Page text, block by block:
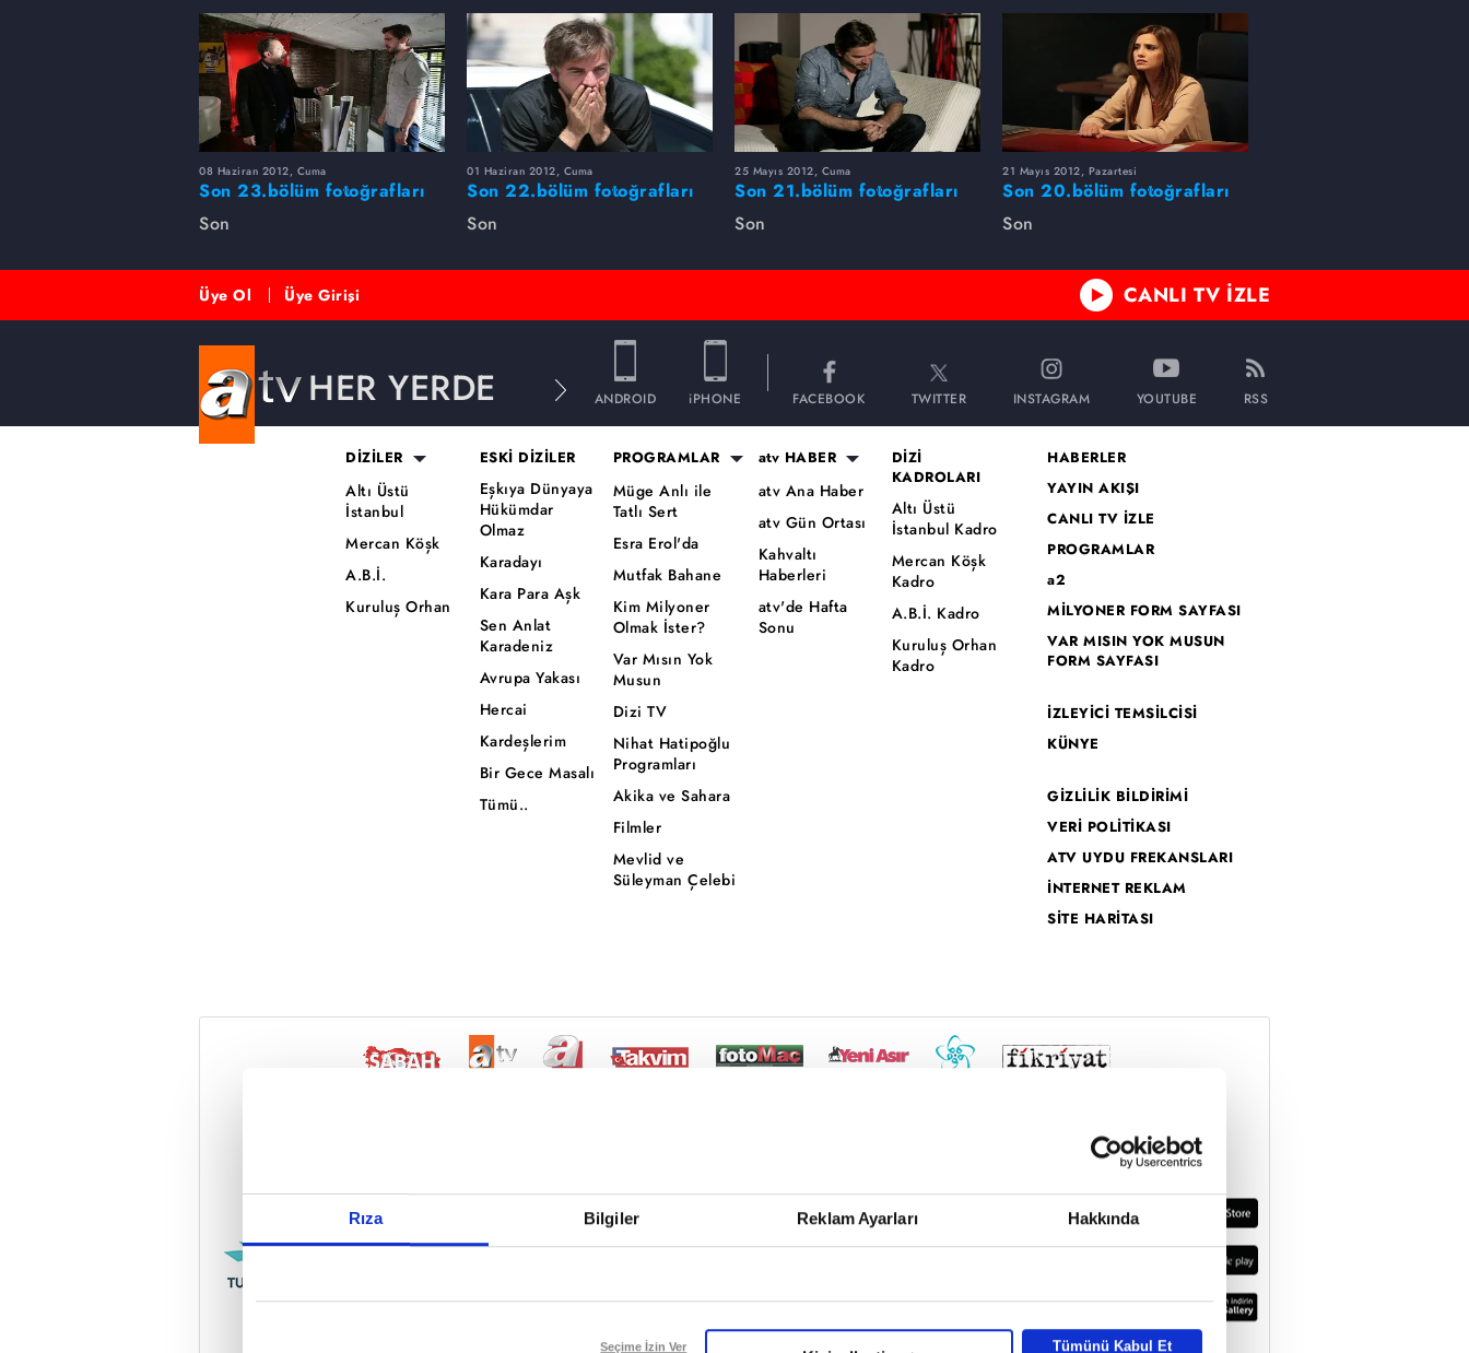
Rıza Bilgiler Reklam Ayarları Hakkında
Reddet
Seçime İzin Ver Tümünü Kabul Et
08 Haziran 2012, Cuma
Son 23.bölüm fotoğrafları
Son
01 Haziran 2012, Cuma
Son 22.bölüm fotoğrafları
Son
25 Mayıs 2012, Cuma
Son 21.bölüm fotoğrafları
Son
21 Mayıs 2012, Pazartesi
Son 20.bölüm fotoğrafları
Son
Üye Ol Üye Girişi CANLI TV İZLE
HER YERDE ANDROID iPHONE FACEBOOK TWITTER INSTAGRAM YOUTUBE RSS
DİZİLER
Altı Üstü
İstanbul
Mercan Köşk
A.B.İ.
Kuruluş Orhan
ESKİ DİZİLER
Eşkıya Dünyaya
Hükümdar
Olmaz
Karadayı
Kara Para Aşk
Sen Anlat
Karadeniz
Avrupa Yakası
Hercai
Kardeşlerim
Bir Gece Masalı
Tümü..
PROGRAMLAR
Müge Anlı ile
Tatlı Sert
Esra Erol'da
Mutfak Bahane
Kim Milyoner
Olmak İster?
Var Mısın Yok
Musun
Dizi TV
Nihat Hatipoğlu
Programları
Akika ve Sahara
Filmler
Mevlid ve
Süleyman Çelebi
atv HABER
atv Ana Haber
atv Gün Ortası
Kahvaltı
Haberleri
atv'de Hafta
Sonu
DİZİ
KADROLARI
Altı Üstü
İstanbul Kadro
Mercan Köşk
Kadro
A.B.İ. Kadro
Kuruluş Orhan
Kadro
HABERLER
YAYIN AKIŞI
CANLI TV İZLE
PROGRAMLAR
a2
MİLYONER FORM SAYFASI
VAR MISIN YOK MUSUN
FORM SAYFASI
İZLEYİCİ TEMSİLCİSİ
KÜNYE
GİZLİLİK BİLDİRİMİ
VERİ POLİTİKASI
ATV UYDU FREKANSLARI
İNTERNET REKLAM
SİTE HARİTASI